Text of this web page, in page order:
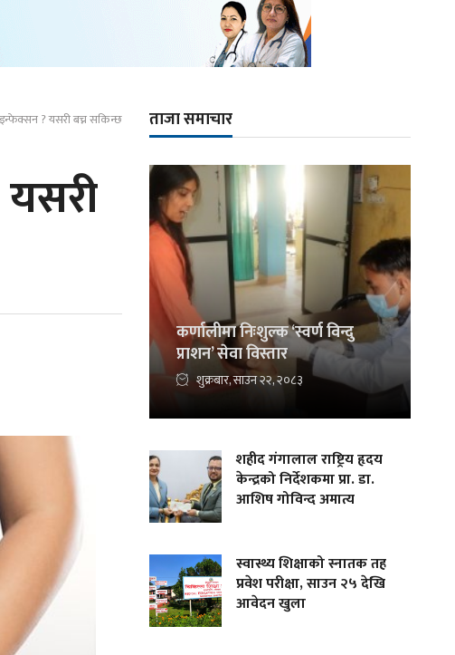
? यसरी बच्न सकिन्छ ताजा समाचार
कर्णालीमा निःशुल्क ‘स्वर्ण विन्दु
प्राशन’ सेवा विस्तार
शुक्रबार, साउन २२, २०८३
शहीद गंगालाल राष्ट्रिय हृदय
केन्द्रको निर्देशकमा प्रा. डा.
आशिष गोविन्द अमात्य
स्वास्थ्य शिक्षाको स्नातक तह
प्रवेश परीक्षा, साउन २५ देखि
आवेदन खुला